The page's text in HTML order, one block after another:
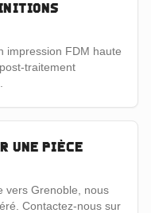
impression FDM haute
traitement
une pièce
vers Grenoble, nous
Contactez-nous sur